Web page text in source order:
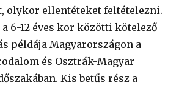
olykor ellentéteket feltételezni.
a 6-12 éves kor közötti kötelező
példája Magyarországon a
és Osztrák-Magyar
Kis betűs rész a